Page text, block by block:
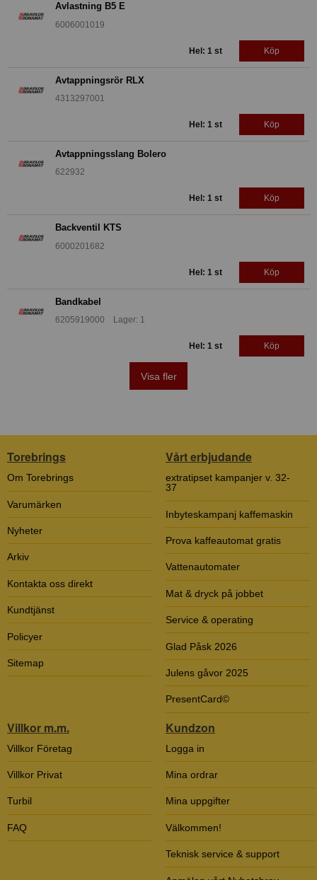
Avlastning B5 E
6006001019
Hel: 1 st Köp
Avtappningsrör RLX
4313297001
Hel: 1 st Köp
Avtappningsslang Bolero
622932
Hel: 1 st Köp
Backventil KTS
6000201682
Hel: 1 st Köp
Bandkabel
6205919000 Lager: 1
Hel: 1 st Köp
Visa fler
Torebrings
Om Torebrings
Varumärken
Nyheter
Arkiv
Kontakta oss direkt
Kundtjänst
Policyer
Sitemap
Vårt erbjudande
extratipset kampanjer v. 32-
37
Inbyteskampanj kaffemaskin
Prova kaffeautomat gratis
Vattenautomater
Mat & dryck på jobbet
Service & operating
Glad Påsk 2026
Julens gåvor 2025
PresentCard©
Villkor m.m.
Villkor Företag
Villkor Privat
Turbil
FAQ
Kundzon
Logga in
Mina ordrar
Mina uppgifter
Välkommen!
Teknisk service & support